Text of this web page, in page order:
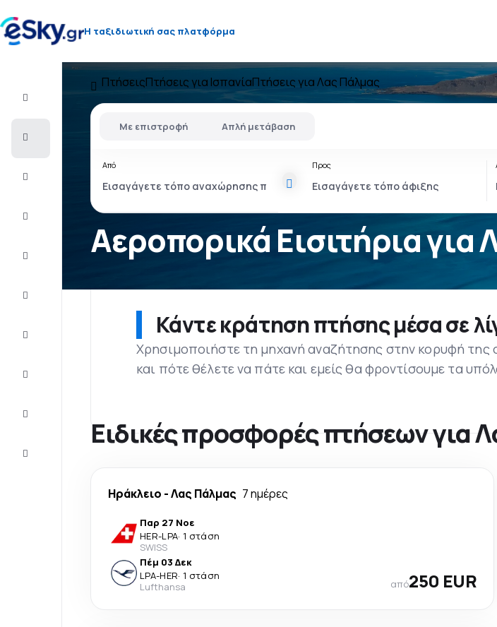
Η ταξιδιωτική σας πλατφόρμα
ΠτήσειςΠτήσεις για ΙσπανίαΠτήσεις για Λας Πάλμας
Αεροπορικά Εισιτήρια για
Με επιστροφή Απλή μετάβαση
Από Προς
Κάντε κράτηση πτήσης μέσα σε
Χρησιμοποιήστε τη μηχανή αναζήτησης στην κορυφή της
και πότε θέλετε να πάτε και εμείς θα φροντίσουμε τα
Ειδικές προσφορές πτήσεων για
Ηράκλειο -Λας Πάλμας 7 ημέρες
Παρ 27 Νοε
HER-LPA· 1 στάση
SWISS
Πέμ 03 Δεκ
LPA-HER· 1 στάση
Lufthansa
από250 EUR